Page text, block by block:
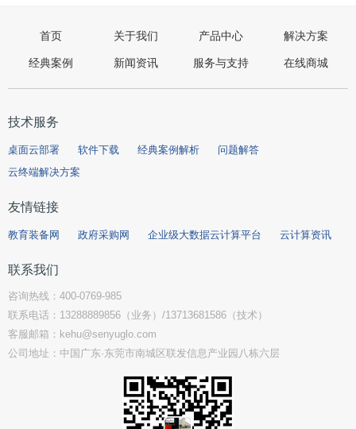
首页 关于我们 产品中心 解决方案
经典案例 新闻资讯 服务与支持 在线商城
技术服务
桌面云部署 软件下载 经典案例解析
问题解答
云终端解决方案
友情链接
教育装备网 政府采购网 企业级大数据云计算平台 云计算资讯
联系我们
咨询热线：400-0769-985
联系电话：13288889856（业务）/13713681586（技术）
客服邮箱：kehu@senyuglo.com
公司地址：中国广东·东莞市南城区联发信息产业园八栋六层